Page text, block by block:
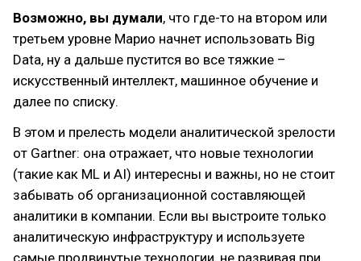
Возможно, вы думали, что где-то на втором или
третьем уровне Марио начнет использовать Big
Data, ну а дальше пустится во все тяжкие –
искусственный интеллект, машинное обучение и
далее по списку.
В этом и прелесть модели аналитической зрелости
от Gartner: она отражает, что новые технологии
(такие как ML и AI) интересны и важны, но не стоит
забывать об организационной составляющей
аналитики в компании. Если вы выстроите только
аналитическую инфраструктуру и используете
самые продвинутые технологии, не развивая при